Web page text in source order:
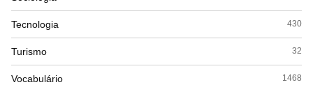
Tecnologia 430
Turismo 32
Vocabulário 1468